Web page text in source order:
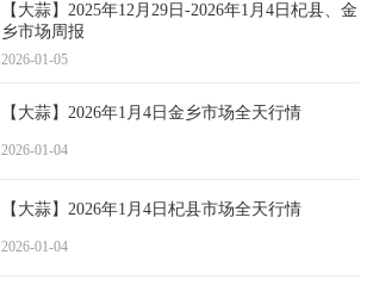
【大蒜】2025年12月29日-2026年1月4日杞县、金
乡市场周报
2026-01-05
【大蒜】2026年1月4日金乡市场全天行情
2026-01-04
【大蒜】2026年1月4日杞县市场全天行情
2026-01-04